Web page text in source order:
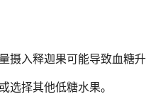
摄入释迦果可能导致血糖升
择其他低糖水果。